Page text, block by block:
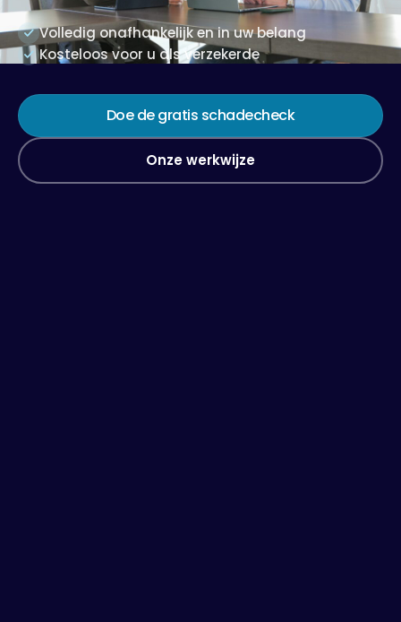
Volledig onafhankelijk en in uw belang
Kosteloos voor u als verzekerde
Doe de gratis schadecheck
Onze werkwijze